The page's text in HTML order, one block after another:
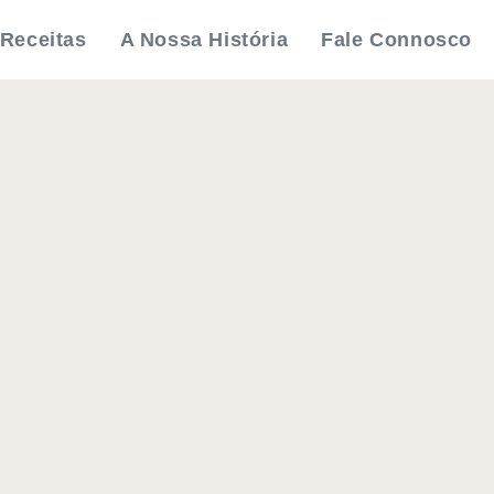
Receitas A Nossa História Fale Connosco